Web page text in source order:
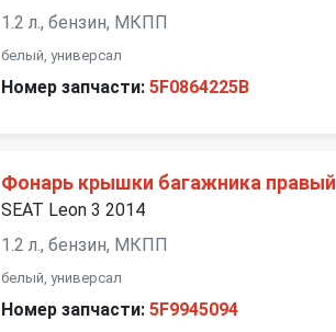
1.2 л., бензин, МКПП
белый, универсал
Номер запчасти: 5F0864225B
Фонарь крышки багажника правый
SEAT Leon 3 2014
1.2 л., бензин, МКПП
белый, универсал
Номер запчасти: 5F9945094